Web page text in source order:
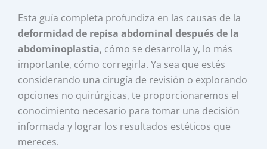
Esta guía completa profundiza en las causas de la
deformidad de repisa abdominal después de la
abdominoplastia, cómo se desarrolla y, lo más
importante, cómo corregirla. Ya sea que estés
considerando una cirugía de revisión o explorando
opciones no quirúrgicas, te proporcionaremos el
conocimiento necesario para tomar una decisión
informada y lograr los resultados estéticos que
mereces.